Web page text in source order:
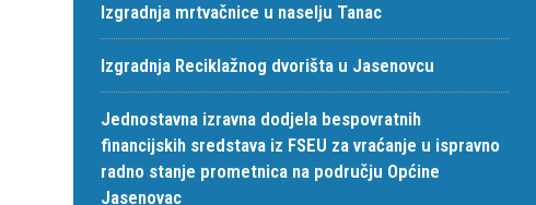
Izgradnja mrtvačnice u naselju Tanac
Izgradnja Reciklažnog dvorišta u Jasenovcu
Jednostavna izravna dodjela bespovratnih
financijskih sredstava iz FSEU za vraćanje u ispravno
radno stanje prometnica na području Općine
Jasenovac